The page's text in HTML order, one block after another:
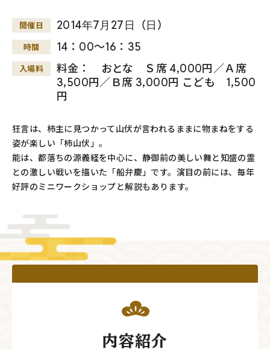
開催日 2014年7月 27日 （日 ）
時間 14：00～16：35
入場料
料金： おとな Ｓ席 4,000円／Ａ席
3,500円／Ｂ席 3,000円 こども 1,500
円
狂言は、柿主に見つかって山伏が言われるままに物まねをする
姿が楽しい「柿山伏」。
能は、都落ちの源義経を中心に、静御前の美しい舞と知盛の霊
との激しい戦いを描いた「船弁慶」です。演目の前には、毎年
好評のミニワークショップと解説もあります。
内容紹介